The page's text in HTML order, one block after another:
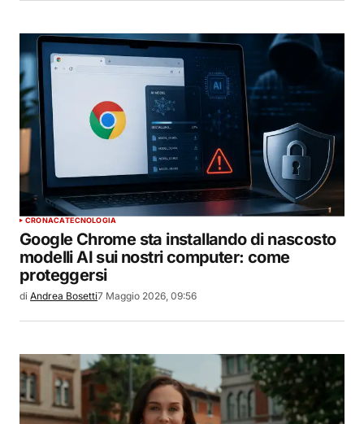
CRONACATECNOLOGIA
Google Chrome sta installando di nascosto
modelli AI sui nostri computer: come
proteggersi
di Andrea Bosetti7 Maggio 2026, 09:56